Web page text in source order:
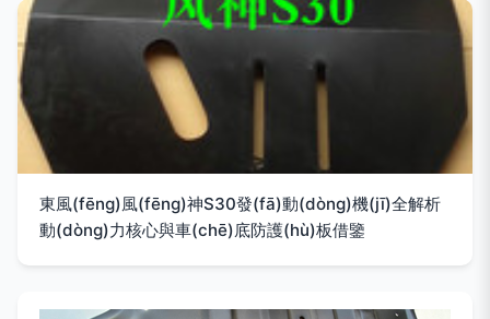
東風(fēng)風(fēng)神S30發(fā)動(dòng)機(jī)全解析
動(dòng)力核心與車(chē)底防護(hù)板借鑒